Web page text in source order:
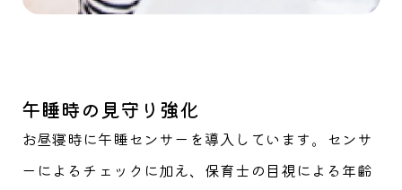
午睡時の見守り強化
お昼寝時に午睡センサーを導入しています。センサ
ーによるチェックに加え、保育士の目視による年齢